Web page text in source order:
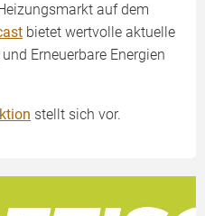
auf dem
bietet wertvolle aktuelle
Erneuerbare Energien
stellt sich vor.